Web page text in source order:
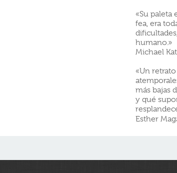
«Su paleta
fea, era
humano.»
Michael
«Un
más bajas
y qué
Esther